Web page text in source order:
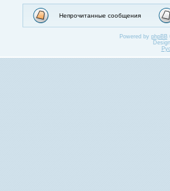
Непрочитанные сообщения
Powered by phpBB